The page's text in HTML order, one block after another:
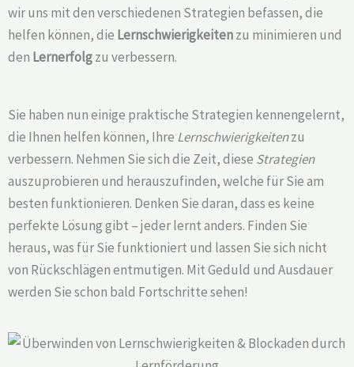
wir uns mit den verschiedenen Strategien befassen, die
helfen können, die Lernschwierigkeitenzu minimieren und
den Lernerfolgzu verbessern.
Sie haben nun einige praktische Strategien kennengelernt,
die Ihnen helfen können, Ihre Lernschwierigkeitenzu
verbessern. Nehmen Sie sich die Zeit, diese Strategien
auszuprobieren und herauszufinden, welche für Sie am
besten funktionieren. Denken Sie daran, dass es keine
perfekte Lösung gibt – jeder lernt anders. Finden Sie
heraus, was für Sie funktioniert und lassen Sie sich nicht
von Rückschlägen entmutigen. Mit Geduld und Ausdauer
werden Sie schon bald Fortschritte sehen!